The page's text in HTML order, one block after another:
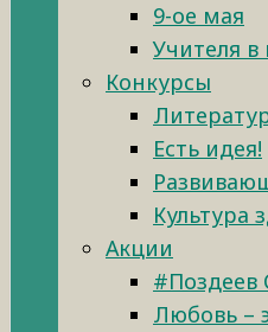
9-ое мая
Учителя
Конкурсы
Есть идея!
Культура
Акции
#Поздеев
Любовь –